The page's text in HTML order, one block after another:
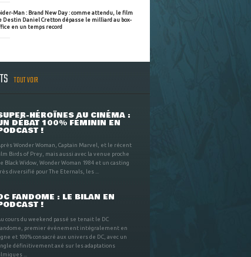
Man : Brand New Day : comme attendu, le film
Destin Daniel Cretton dépasse le milliard au box-
en un temps record
TOUT VOIR
HÉROÏNES AU CINÉMA :
DÉBAT 100% FÉMININ EN
!
Wonder Woman, Captain Marvel, et le récent
Birds of Prey, mais aussi avec la venue proche
Black Widow, Wonder Woman 1984 et un casting
diversifié pour The Eternals, les ...
FANDOME : LE BILAN EN
!
cours du weekend passé se tenait le DC
premier évènement intégralement en
et 100% consacré aux univers de DC, avec un
définitivement axé sur les adaptations
...